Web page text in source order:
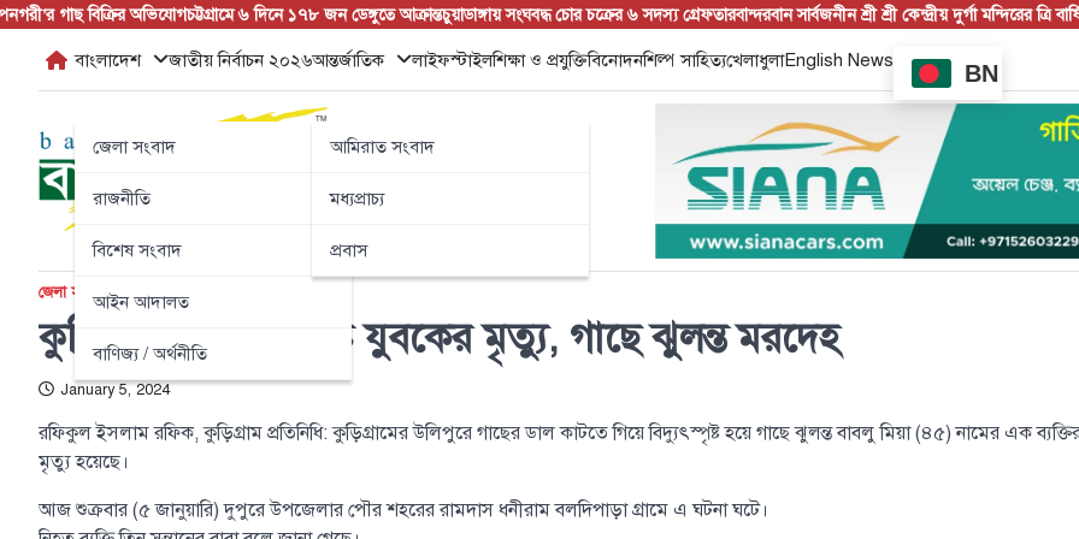
Skip
content
গাছ বিক্রির অভিযোগচট্টগ্রামে ৬ দিনে ১৭৮ জন ডেঙ্গুতে আক্রান্তচুয়াডাঙ্গায় সংঘবদ্ধ চোর চক্রের ৬ সদস্য গ্রেফতারবান্দরবান সার্বজনীন শ্রী শ্রী কেন্দ্রীয় দুর্গা মন্দিরের ত্রি বার্ষিক
বাংলাদেশ
জেলা সংবাদ
রাজনীতি
বিশেষ সংবাদ
আইন আদালত
বাণিজ্য / অর্থনীতি
জাতীয় নির্বাচন ২০২৬আন্তর্জাতিক
আমিরাত সংবাদ
মধ্যপ্রাচ্য
প্রবাস
লাইফস্টাইলশিক্ষা ও প্রযুক্তিবিনোদনশিল্প সাহিত্যখেলাধুলাEnglish News
BN
জেলা সংবাদ টপ নিউজ
কুড়িগ্রামে বিদ্যুৎস্পৃষ্টে যুবকের মৃত্যু, গাছে ঝুলন্ত মরদেহ
January 5, 2024
রফিকুল ইসলাম রফিক, কুড়িগ্রাম প্রতিনিধি: কুড়িগ্রামের উলিপুরে গাছের ডাল কাটতে গিয়ে বিদ্যুৎস্পৃষ্ট হয়ে গাছে ঝুলন্ত বাবলু মিয়া (৪৫) নামের এক
মৃত্যু হয়েছে।
আজ শুক্রবার (৫ জানুয়ারি) দুপুরে উপজেলার পৌর শহরের রামদাস ধনীরাম বলদিপাড়া গ্রামে এ ঘটনা ঘটে।